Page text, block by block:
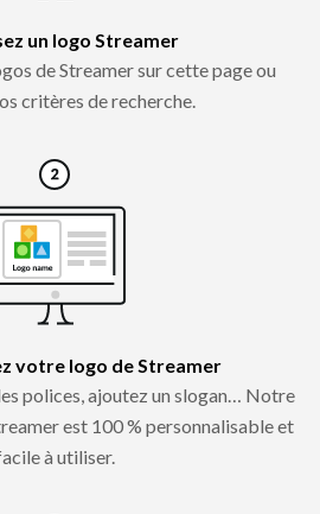
un logo Streamer
de Streamer sur cette page ou
critères de recherche.
votre logo de Streamer
polices, ajoutez un slogan… Notre
est 100 % personnalisable et
à utiliser.